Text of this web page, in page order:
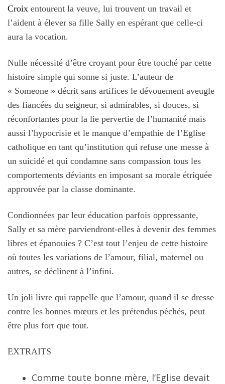
Croix entourent la veuve, lui trouvent un travail et
l’aident à élever sa fille Sally en espérant que celle-ci
aura la vocation.
Nulle nécessité d’être croyant pour être touché par cette
histoire simple qui sonne si juste. L’auteur de
« Someone » décrit sans artifices le dévouement aveugle
des fiancées du seigneur, si admirables, si douces, si
réconfortantes pour la lie pervertie de l’humanité mais
aussi l’hypocrisie et le manque d’empathie de l’Eglise
catholique en tant qu’institution qui refuse une messe à
un suicidé et qui condamne sans compassion tous les
comportements déviants en imposant sa morale étriquée
approuvée par la classe dominante.
Condionnées par leur éducation parfois oppressante,
Sally et sa mère parviendront-elles à devenir des femmes
libres et épanouies ? C’est tout l’enjeu de cette histoire
où toutes les variations de l’amour, filial, maternel ou
autres, se déclinent à l’infini.
Un joli livre qui rappelle que l’amour, quand il se dresse
contre les bonnes mœurs et les prétendus péchés, peut
être plus fort que tout.
EXTRAITS
Comme toute bonne mère, l’Eglise devait